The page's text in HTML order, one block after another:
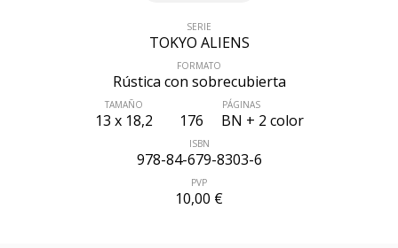
SERIE
TOKYO ALIENS
FORMATO
Rústica con sobrecubierta
TAMAÑO
13 x 18,2
PÁGINAS
176 BN + 2 color
ISBN
978-84-679-8303-6
PVP
10,00 €